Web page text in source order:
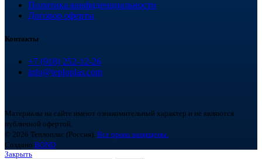
Политика конфиденциальности
Договор оферты
Контакты
+7 (918) 252-12-26
info@teploplas.com
Материалы на сайте имеют ознакомительный характер и не являются
публичной офертой.
© 2026 Теплоплас (Россия). Все права защищены.
Создано BOND
Закрыть